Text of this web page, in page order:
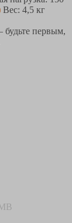
Вес: 4,5 кг
первым,